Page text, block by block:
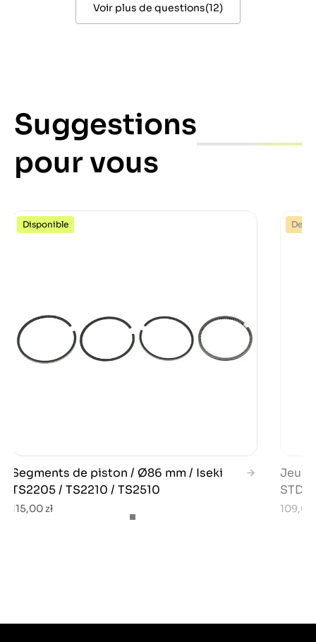
Voir plus de questions(12)
Suggestions
pour vous
Disponible
Segments de piston / Ø86 mm / Iseki
TS2205 / TS2210 / TS2510
115,00 zł
Jeu
STD /
109,00